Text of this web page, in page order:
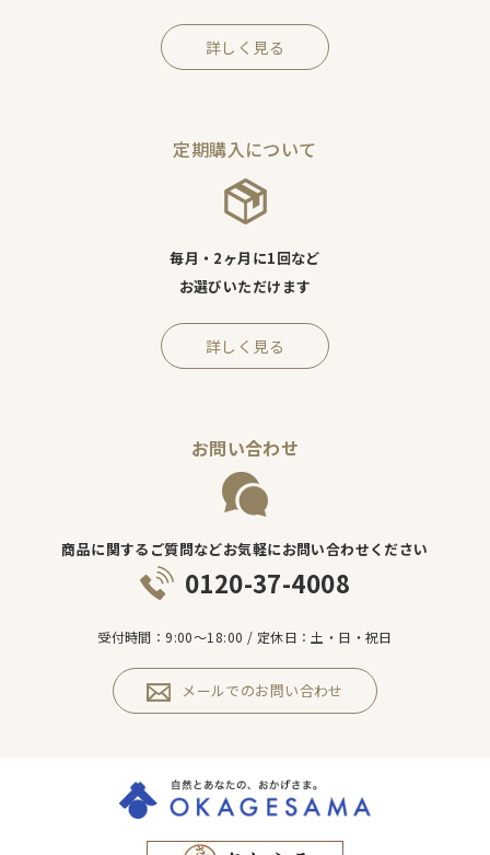
詳しく見る
定期購入について
毎月・2ヶ月に1回など
お選びいただけます
詳しく見る
お問い合わせ
商品に関するご質問などお気軽にお問い合わせください
0120-37-4008
受付時間：9:00～18:00 / 定休日：土・日・祝日
メールでのお問い合わせ